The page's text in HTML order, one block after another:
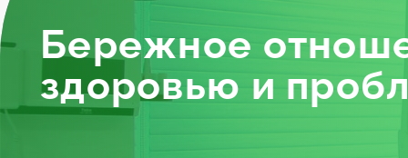
(шероховатыми иглами разного
погружения определяет
Заполняет канал пломбировочным
пломба, которая после
После этого восстановит коронковую
Бережное
здоровью и